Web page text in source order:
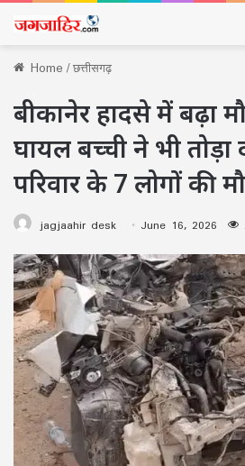
Home/छत्तीसगढ़
बीकानेर हादसे में बढ़ा
घायल बच्ची ने भी
परिवार के 7 लोगों की
jagjaahir desk June 16, 2026